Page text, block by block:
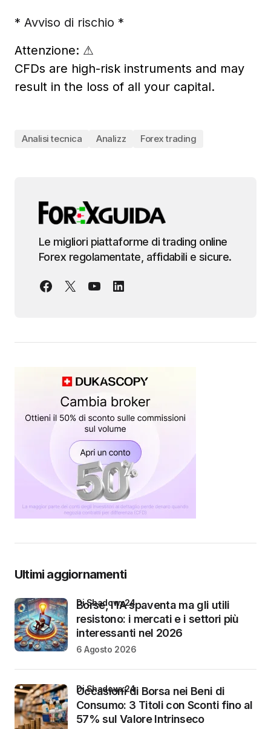
* Avviso di rischio *
Attenzione: ⚠
CFDs are high-risk instruments and may
result in the loss of all your capital.
Analisi tecnica Analizz Forex trading
Le migliori piattaforme di trading online
Forex regolamentate, affidabili e sicure.
Ultimi aggiornamenti
Borse, l’IA spaventa ma gli utili
resistono: i mercati e i settori più
interessanti nel 2026
di Shadowx24
6 Agosto 2026
Occasioni di Borsa nei Beni di
Consumo: 3 Titoli con Sconti fino al
57% sul Valore Intrinseco
di Shadowx24